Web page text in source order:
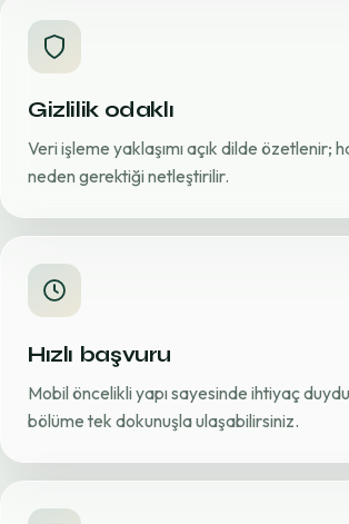
Gizlilik odaklı
Veri işleme yaklaşımı açık dilde özetlenir;
neden gerektiği netleştirilir.
Hızlı başvuru
Mobil öncelikli yapı sayesinde ihtiyaç
bölüme tek dokunuşla ulaşabilirsiniz.